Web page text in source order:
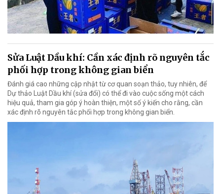
Sửa Luật Dầu khí: Cần xác định rõ nguyên tắc
phối hợp trong không gian biển
Đánh giá cao những cập nhật từ cơ quan soạn thảo, tuy nhiên, để
Dự thảo Luật Dầu khí (sửa đổi) có thể đi vào cuộc sống một cách
hiệu quả, tham gia góp ý hoàn thiện, một số ý kiến cho rằng, cần
xác định rõ nguyên tắc phối hợp trong không gian biển.